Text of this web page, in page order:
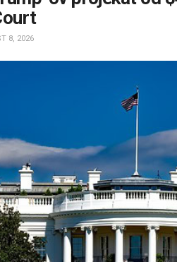
8, 2026